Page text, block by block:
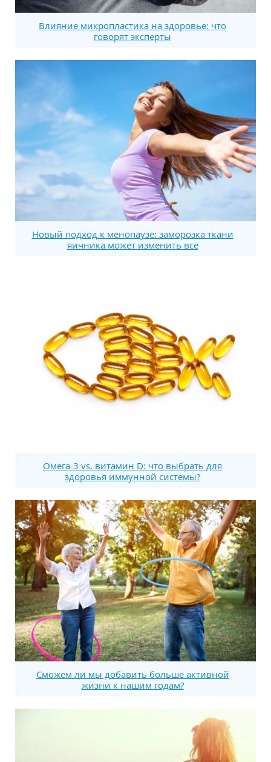
Влияние микропластика на здоровье: что
говорят эксперты
Новый подход к менопаузе: заморозка ткани
яичника может изменить все
Омега-3 vs. витамин D: что выбрать для
здоровья иммунной системы?
Сможем ли мы добавить больше активной
жизни к нашим годам?